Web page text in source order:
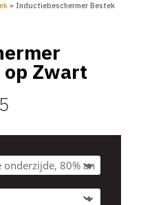
» Inductiebeschermer Bestek
op Zwart
€54,95